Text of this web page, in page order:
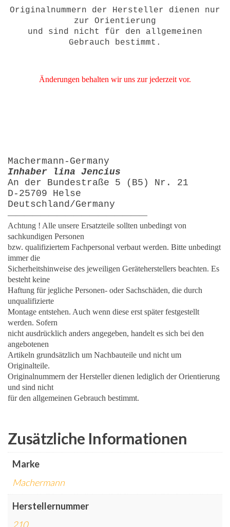
Originalnummern der Hersteller dienen nur
zur Orientierung
und sind nicht für den allgemeinen
Gebrauch bestimmt.
Änderungen behalten wir uns zur jederzeit vor.
Machermann-Germany
Inhaber lina Jencius
An der Bundestraße 5 (B5) Nr. 21
D-25709 Helse
Deutschland/Germany
—————————————————
Achtung ! Alle unsere Ersatzteile sollten unbedingt von
sachkundigen Personen
bzw. qualifiziertem Fachpersonal verbaut werden. Bitte unbedingt
immer die
Sicherheitshinweise des jeweiligen Geräteherstellers beachten. Es
besteht keine
Haftung für jegliche Personen- oder Sachschäden, die durch
unqualifizierte
Montage entstehen. Auch wenn diese erst später festgestellt
werden. Sofern
nicht ausdrücklich anders angegeben, handelt es sich bei den
angebotenen
Artikeln grundsätzlich um Nachbauteile und nicht um
Originalteile.
Originalnummern der Hersteller dienen lediglich der Orientierung
und sind nicht
für den allgemeinen Gebrauch bestimmt.
Zusätzliche Informationen
Marke
Machermann
Herstellernummer
210